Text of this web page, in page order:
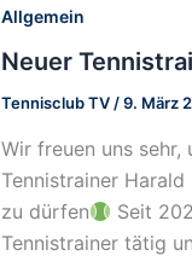
Allgemein
Neuer
Tennisclub TV/9. März
Wir freuen uns sehr,
Tennistrainer
zu dürfen
Seit
Tennistrainer tätig